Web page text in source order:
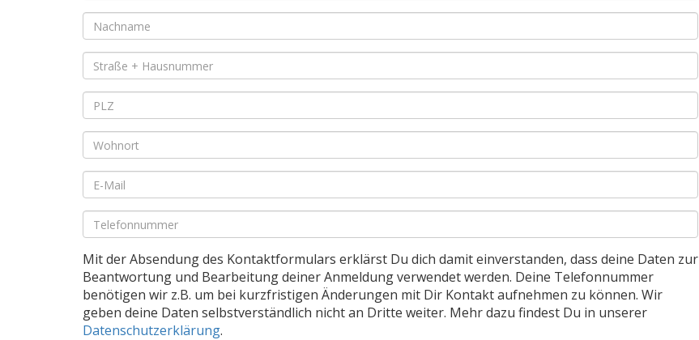
Pflichtfeld
Nachname
Pflichtfeld
Straße
+
Hausnummer*
Pflichtfeld
PLZ *
Pflichtfeld
Wohnort
Pflichtfeld
E-
Mail*
Pflichtfeld
Telefon*
Mit der Absendung des Kontaktformulars erklärst Du dich damit einverstanden, dass deine Daten zur
Beantwortung und Bearbeitung deiner Anmeldung verwendet werden. Deine Telefonnummer
benötigen wir z.B. um bei kurzfristigen Änderungen mit Dir Kontakt aufnehmen zu können. Wir
geben deine Daten selbstverständlich nicht an Dritte weiter. Mehr dazu findest Du in unserer
Datenschutzerklärung.